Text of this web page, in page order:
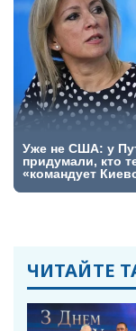
ЧИТАЙТЕ